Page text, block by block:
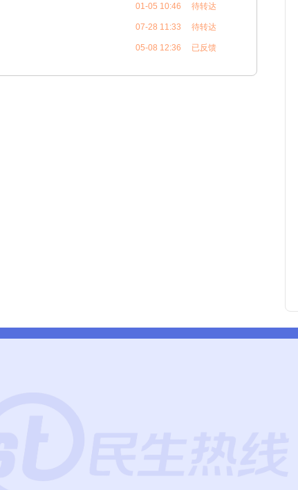
01-05 10:46 待转达
07-28 11:33 待转达
05-08 12:36 已反馈